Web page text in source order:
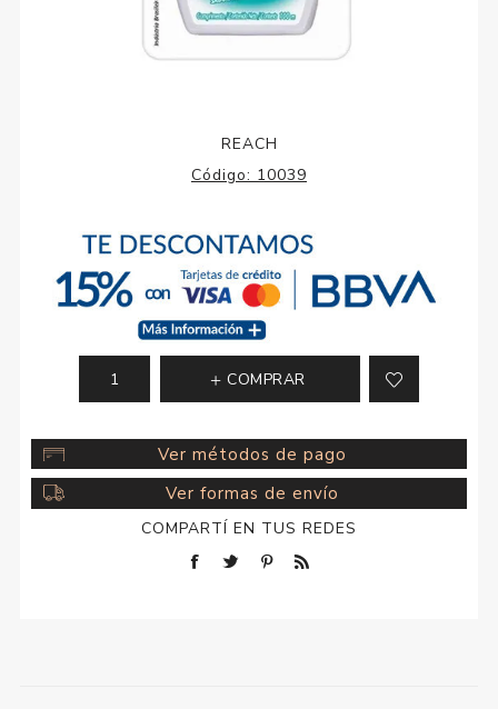
REACH
Código: 10039
COMPRAR
Ver métodos de pago
Ver formas de envío
COMPARTÍ EN TUS REDES